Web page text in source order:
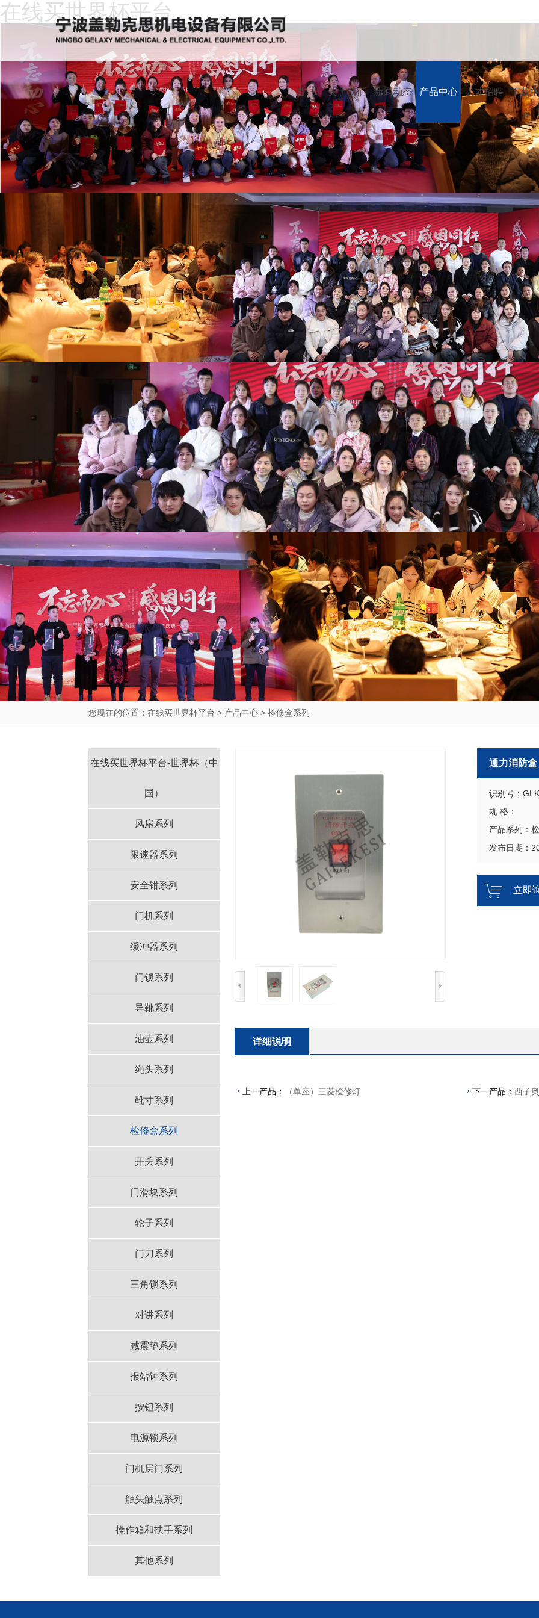
在线买世界杯平台
首 页 关于我们 新闻动态 产品中心 人才招聘 下载
在
世
杯
我
闻
态
产
中
才
聘
下
中
言
买
世
界
杯
杯
（中
国）
您现在的位置： 在线买世界杯平台 > 产品中心 > 检修盒系列
在线买世界杯平台-世界杯（中
国）
风扇系列
限速器系列
安全钳系列
门机系列
缓冲器系列
门锁系列
导靴系列
油壶系列
绳头系列
靴寸系列
检修盒系列
开关系列
门滑块系列
轮子系列
门刀系列
三角锁系列
对讲系列
减震垫系列
报站钟系列
按钮系列
电源锁系列
门机层门系列
触头触点系列
操作箱和扶手系列
其他系列
通力消防盒
识别号：
规 格：
产品系列：
发布日期：
立即
详细说明
上一产品： （单座）三菱检修灯 下一产品：西子